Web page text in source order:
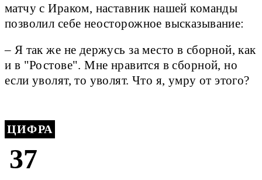
матчу с Ираком, наставник нашей команды
позволил себе неосторожное высказывание:
– Я так же не держусь за место в сборной, как
и в "Ростове". Мне нравится в сборной, но
если уволят, то уволят. Что я, умру от этого?
ЦИФРА
37